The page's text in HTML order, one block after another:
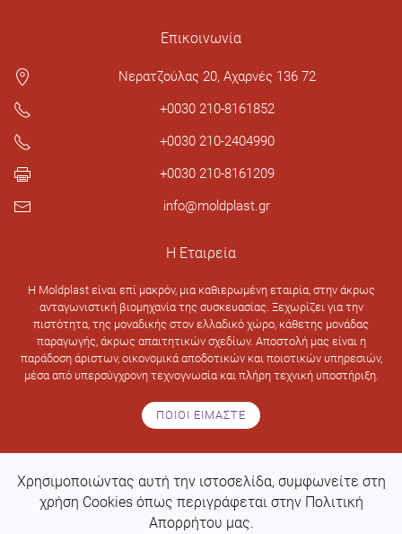
Επικοινωνία
Νερατζούλας 20, Αχαρνές 136 72
+0030 210-8161852
+0030 210-2404990
+0030 210-8161209
info@moldplast.gr
Η Εταιρεία
H Moldplast είναι επί μακρόν, μια καθιερωμένη εταιρία, στην άκρως
ανταγωνιστική βιομηχανία της συσκευασίας. Ξεχωρίζει για την
πιστότητα, της μοναδικής στον ελλαδικό χώρο, κάθετης μονάδας
παραγωγής, άκρως απαιτητικών σχεδίων. Αποστολή μας είναι η
παράδοση άριστων, οικονομικά αποδοτικών και ποιοτικών υπηρεσιών,
μέσα από υπερσύγχρονη τεχνογνωσία και πλήρη τεχνική υποστήριξη.
ΠΟΙΟΙ ΕΙΜΑΣΤΕ
Design & development by Web Intelligence
Χρησιμοποιώντας αυτή την ιστοσελίδα, συμφωνείτε στη
χρήση Cookies όπως περιγράφεται στην Πολιτική
Απορρήτου μας.